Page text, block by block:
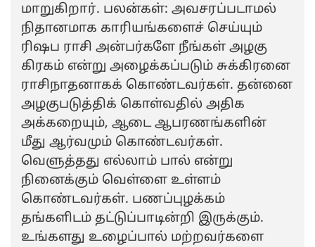
மாறுகிறார். பலன்கள்: அவசரப்படாமல்
நிதானமாக காரியங்களைச் செய்யும்
ரிஷப ராசி அன்பர்களே நீங்கள் அழகு
கிரகம் என்று அழைக்கப்படும் சுக்கிரனை
ராசிநாதனாகக் கொண்டவர்கள். தன்னை
அழகுபடுத்திக் கொள்வதில் அதிக
அக்கறையும், ஆடை ஆபரணங்களின்
மீது ஆர்வமும் கொண்டவர்கள்.
வெளுத்தது எல்லாம் பால் என்று
நினைக்கும் வெள்ளை உள்ளம்
கொண்டவர்கள். பணப்புழக்கம்
தங்களிடம் தட்டுப்பாடின்றி இருக்கும்.
உங்களது உழைப்பால் மற்றவர்களை